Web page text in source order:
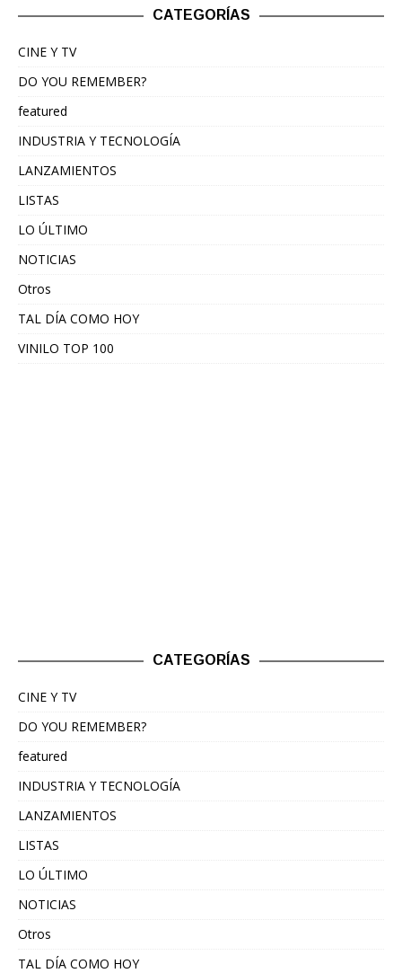
CATEGORÍAS
CINE Y TV
DO YOU REMEMBER?
featured
INDUSTRIA Y TECNOLOGÍA
LANZAMIENTOS
LISTAS
LO ÚLTIMO
NOTICIAS
Otros
TAL DÍA COMO HOY
VINILO TOP 100
CATEGORÍAS
CINE Y TV
DO YOU REMEMBER?
featured
INDUSTRIA Y TECNOLOGÍA
LANZAMIENTOS
LISTAS
LO ÚLTIMO
NOTICIAS
Otros
TAL DÍA COMO HOY